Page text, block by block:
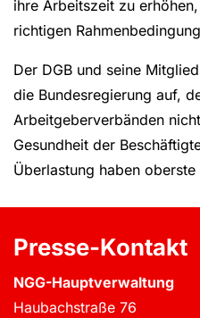
ihre Arbeitszeit zu
richtigen
Der DGB und seine
die Bundesregierung auf,
Arbeitgeberverbänden
Gesundheit der
Überlastung haben
Presse-Kontakt
NGG-Hauptverwaltung
Haubachstraße 76